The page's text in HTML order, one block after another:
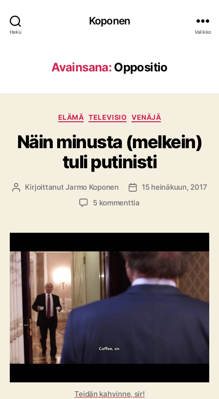
Haku
Koponen
Valikko
Avainsana: Oppositio
Kategoriat
ELÄMÄ TELEVISIO VENÄJÄ
Näin minusta (melkein)
tuli putinisti
Kirjoittaja
KirjoittanutJarmo Koponen Julkaisupäivämäärä
15 heinäkuun, 2017
5 kommenttiaartikkeliin
(melkein)
putinisti
Teidän kahvinne, sir!